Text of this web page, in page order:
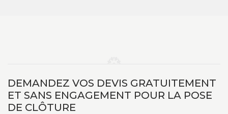
DEMANDEZ VOS DEVIS GRATUITEMENT
ET SANS ENGAGEMENT POUR LA POSE
DE CLÔTURE